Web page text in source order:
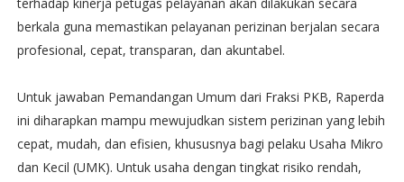
berkala guna memastikan pelayanan perizinan berjalan secara
profesional, cepat, transparan, dan akuntabel.
Untuk jawaban Pemandangan Umum dari Fraksi PKB, Raperda
ini diharapkan mampu mewujudkan sistem perizinan yang lebih
cepat, mudah, dan efisien, khususnya bagi pelaku Usaha Mikro
dan Kecil (UMK). Untuk usaha dengan tingkat risiko rendah,